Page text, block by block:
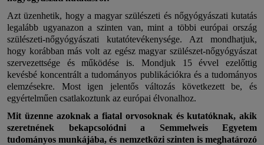
Azt üzenhetik, hogy a magyar szülészeti és nőgyógyászati kutatás
legalább ugyanazon a szinten van, mint a többi európai ország
szülészeti-nőgyógyászati kutatótevékenysége. Azt mondhatjuk,
hogy korábban más volt az egész magyar szülészet-nőgyógyászat
szervezettsége és működése is. Mondjuk 15 évvel ezelőttig
kevésbé koncentrált a tudományos publikációkra és a tudományos
elemzésekre. Most igen jelentős változás következett be, és
egyértelműen csatlakoztunk az európai élvonalhoz.
Mit üzenne azoknak a fiatal orvosoknak és kutatóknak, akik
szeretnének bekapcsolódni a Semmelweis Egyetem
tudományos munkájába, és nemzetközi szinten is meghatározó